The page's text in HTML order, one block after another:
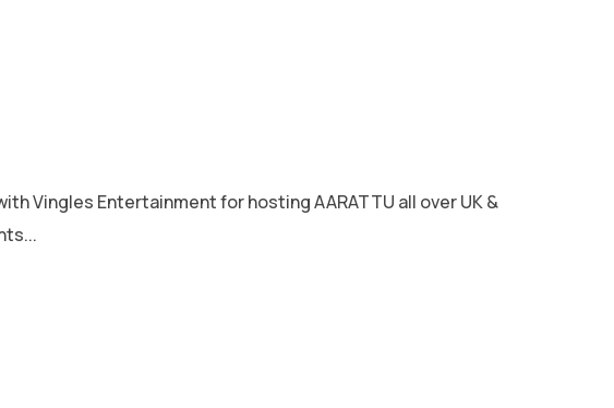
Vingles Entertainment for hosting AARATTU all over UK &